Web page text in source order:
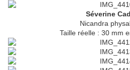
Séverine
Nicandra
Taille réelle : 30 mm